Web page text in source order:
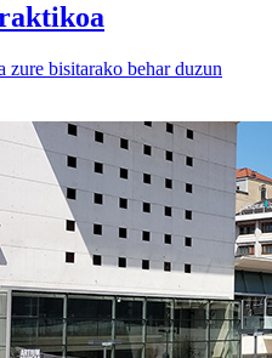
zure bisitarako behar duzun